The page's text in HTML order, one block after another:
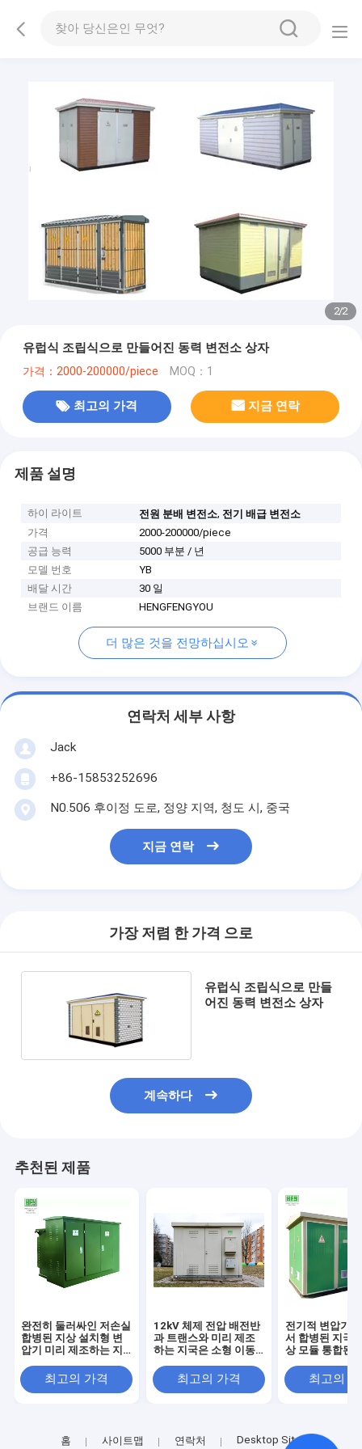
2/2
유럽식 조립식으로 만들어진 동력 변전소 상자
가격：2000-200000/piece MOQ：1
최고의 가격 지금 연락
제품 설명
하이 라이트 전원 분배 변전소, 전기 배급 변전소
가격
2000-200000/piece
공급 능력
5000 부분 / 년
모델 번호
YB
배달 시간
30 일
브랜드 이름
HENGFENGYOU
더 많은 것을 전망하십시오
연락처 세부 사항
Jack
+86-15853252696
N0.506 후이정 도로, 정양 지역, 청도 시, 중국
지금 연락
가장 저렴 한 가격 으로
유럽식 조립식으로 만들
어진 동력 변전소 상자
계속하다
추천된 제품
완전히 둘러싸인 저손실
합병된 지상 설치형 변
압기 미리 제조하는 지
최고의 가격
12kV 체제 전압 배전반
과 트랜스와 미리 제조
하는 지국은 소형 이동
최고의 가격
전기적 변압기
서 합병된 지국
상 모듈 통합된
최고의
홈 사이트맵 연락처 Desktop Site